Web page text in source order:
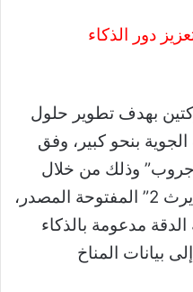
لتعزيز دور الذكاء
بهدف تطوير حلول
بنحو كبير، وفق
وذلك من خلال
الاستفادة من منصة “إنفيديا إيرث 2” المفتوحة المصدر،
مدعومة بالذكاء
بيانات المناخ